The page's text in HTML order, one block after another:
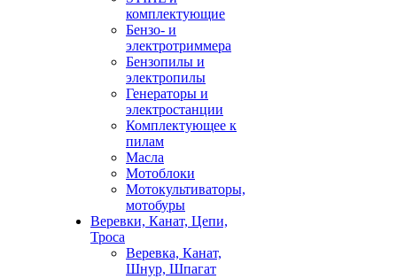
комплектующие
Бензо- и
электротриммера
Бензопилы и
электропилы
Генераторы и
электростанции
Комплектующее к
пилам
Масла
Мотоблоки
Мотокультиваторы,
мотобуры
Веревки, Канат, Цепи,
Троса
Веревка, Канат,
Шнур, Шпагат